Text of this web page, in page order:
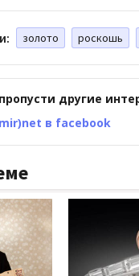
золото роскошь
другие
в facebook